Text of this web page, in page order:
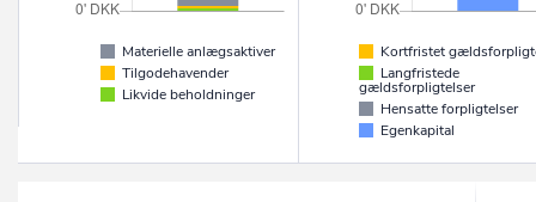
Materielle anlægsaktiver
Tilgodehavender
Likvide beholdninger
Kortfristet
Langfristede
gældsforpligtelser
Hensatte forpligtelser
Egenkapital